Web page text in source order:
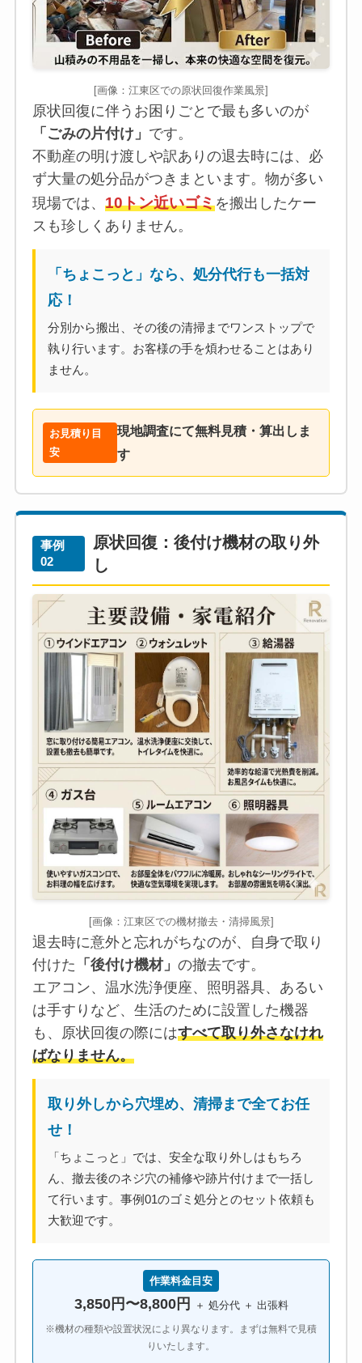
[画像：江東区での原状回復作業風景]
原状回復に伴うお困りごとで最も多いのが
「ごみの片付け」 です。
不動産の明け渡しや訳ありの退去時には、必
ず大量の処分品がつきまといます。物が多い
現場では、 10トン近いゴミを搬出したケー
スも珍しくありません。
「ちょこっと」なら、処分代行も一括対
応！
分別から搬出、その後の清掃までワンストップで
執り行います。お客様の手を煩わせることはあり
ません。
お見積り目
安
現地調査にて無料見積・算出しま
す
事例
02
原状回復：後付け機材の取り外
し
[画像：江東区での機材撤去・清掃風景]
退去時に意外と忘れがちなのが、自身で取り
付けた 「後付け機材」 の撤去です。
エアコン、温水洗浄便座、照明器具、あるい
は手すりなど、生活のために設置した機器
も、原状回復の際にはすべて取り外さなけれ
ばなりません。
取り外しから穴埋め、清掃まで全てお任
せ！
「ちょこっと」では、安全な取り外しはもちろ
ん、撤去後のネジ穴の補修や跡片付けまで一括し
て行います。事例01のゴミ処分とのセット依頼も
大歓迎です。
作業料金目安
3,850円〜8,800円 ＋ 処分代 ＋ 出張料
※機材の種類や設置状況により異なります。まずは無料で見積
りいたします。